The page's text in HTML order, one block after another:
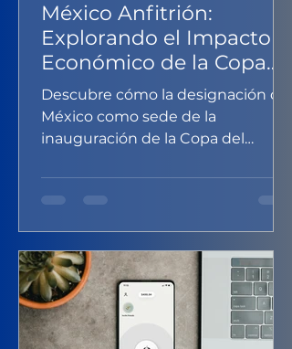
México Anfitrión:
Explorando el Impacto
Económico de la Copa
Mundial 2026
Descubre cómo la designación de
México como sede de la
inauguración de la Copa del